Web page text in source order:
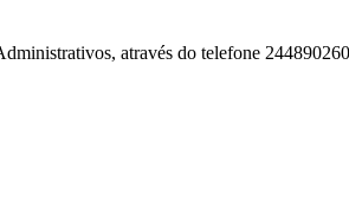
através do telefone